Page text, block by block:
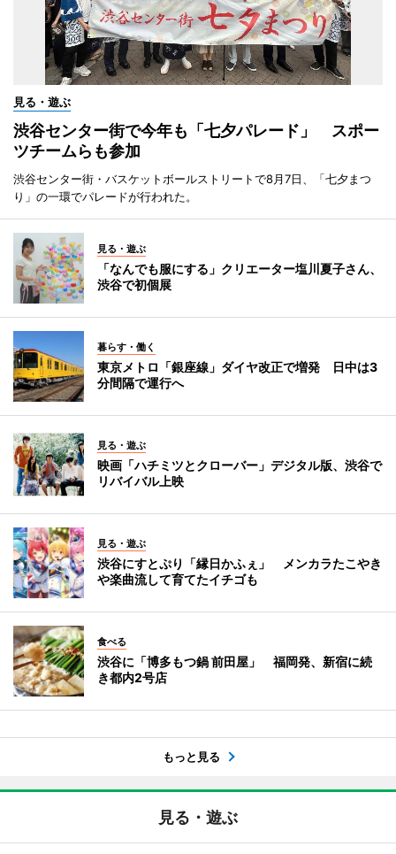
見る・遊ぶ
渋谷センター街で今年も「七夕パレード」 スポー
ツチームらも参加
渋谷センター街・バスケットボールストリートで8月7日、「七夕まつ
り」の一環でパレードが行われた。
見る・遊ぶ
「なんでも服にする」クリエーター塩川夏子さん、
渋谷で初個展
暮らす・働く
東京メトロ「銀座線」ダイヤ改正で増発 日中は3
分間隔で運行へ
見る・遊ぶ
映画「ハチミツとクローバー」デジタル版、渋谷で
リバイバル上映
見る・遊ぶ
渋谷にすとぷり「縁日かふぇ」 メンカラたこやき
や楽曲流して育てたイチゴも
食べる
渋谷に「博多もつ鍋 前田屋」 福岡発、新宿に続
き都内2号店
もっと見る
見る・遊ぶ